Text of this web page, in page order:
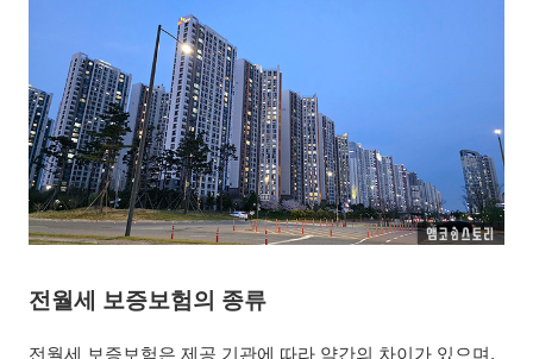
전월세 보증보험의 종류
전월세 보증보험은 제공 기관에 따라 약간의 차이가 있으며,